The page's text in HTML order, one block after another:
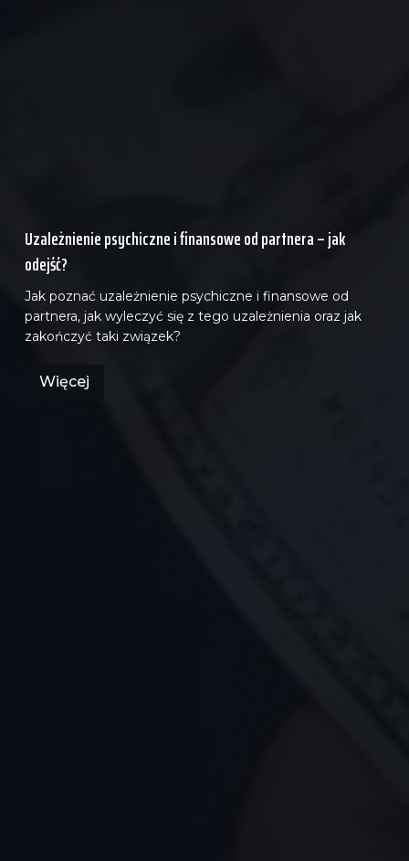
Uzależnienie psychiczne i finansowe od partnera – jak
odejść?
Jak poznać uzależnienie psychiczne i finansowe od
partnera, jak wyleczyć się z tego uzależnienia oraz jak
zakończyć taki związek?
Więcej